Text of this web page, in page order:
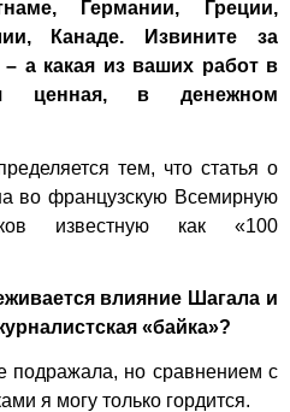
Германии, Греции,
Канаде. Извините за
а какая из ваших работ в
ценная, в денежном
тем, что статья о
во французскую Всемирную
известную как «100
влияние Шагала и
«байка»?
подражала, но сравнением с
я могу только гордится.